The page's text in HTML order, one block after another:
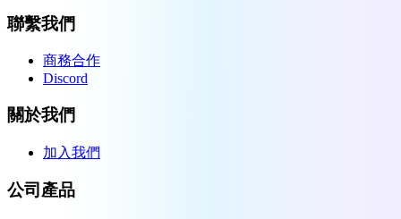
聯繫我們
商務合作
Discord
關於我們
加入我們
公司產品